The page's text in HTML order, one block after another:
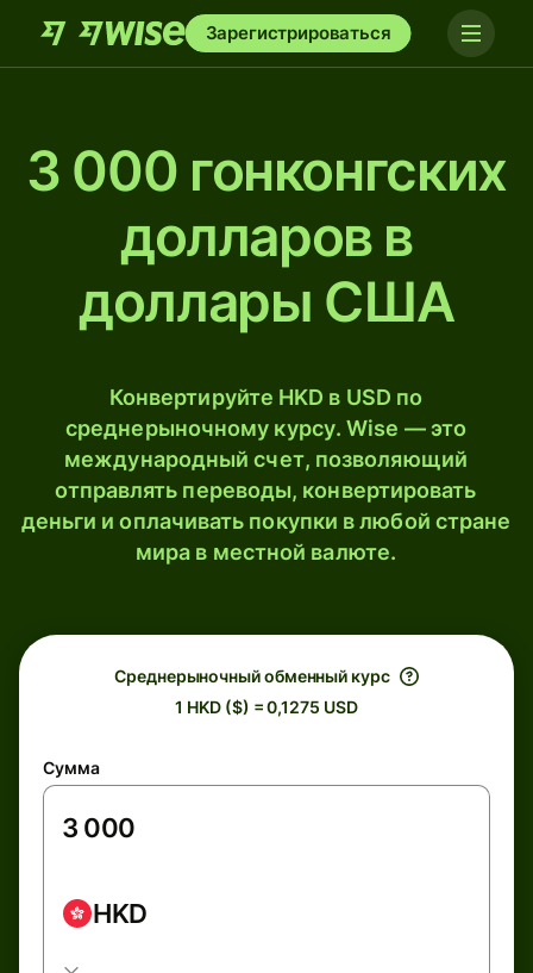
Зарегистрироваться
3 000 гонконгских
долларов в
доллары США
Конвертируйте HKD в USD по
среднерыночному курсу. Wise — это
международный счет, позволяющий
отправлять переводы, конвертировать
деньги и оплачивать покупки в любой стране
мира в местной валюте.
Среднерыночный обменный курс
1 HKD ($) = 0,1275 USD
Сумма
HKD